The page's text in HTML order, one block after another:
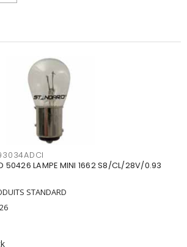
50426 LAMPE MINI 1662 S8/CL/28V/0.93
STANDARD